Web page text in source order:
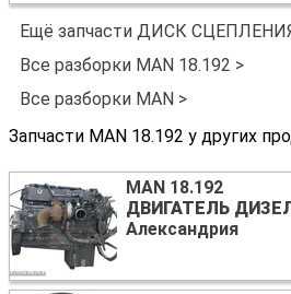
Ещё запчасти ДИСК
Все разборки MAN 18.192 >
Все разборки MAN >
Запчасти MAN 18.192 у других
MAN 18.192
ДВИГАТЕЛЬ
Александрия